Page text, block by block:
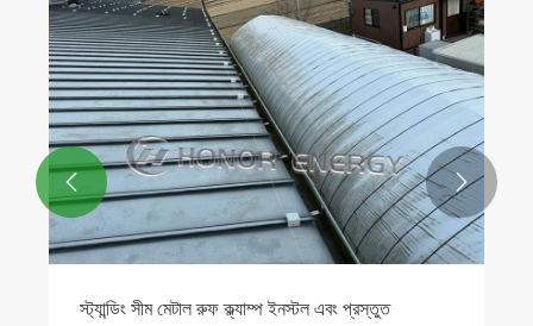
স্ট্যান্ডিং সীম মেটাল রুফ ক্ল্যাম্প ইনস্টল এবং প্রস্তুত
 